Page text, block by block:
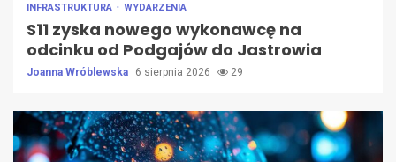
INFRASTRUKTURA WYDARZENIA
S11 zyska nowego wykonawcę na
odcinku od Podgajów do Jastrowia
Joanna Wróblewska 6 sierpnia 2026 29